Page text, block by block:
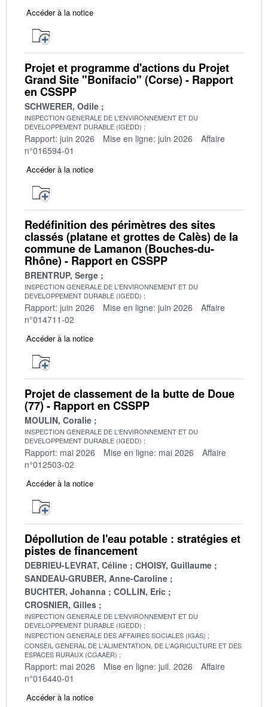
Accéder à la notice
Projet et programme d'actions du Projet
Grand Site "Bonifacio" (Corse) - Rapport
en CSSPP
SCHWERER, Odile
INSPECTION GENERALE DE L'ENVIRONNEMENT ET DU
DEVELOPPEMENT DURABLE (IGEDD)
Rapport: juin 2026 Mise en ligne: juin 2026
Affaire
n°016594-01
Accéder à la notice
Redéfinition des périmètres des sites
classés (platane et grottes de Calès) de la
commune de Lamanon (Bouches-du-
Rhône) - Rapport en CSSPP
BRENTRUP, Serge
INSPECTION GENERALE DE L'ENVIRONNEMENT ET DU
DEVELOPPEMENT DURABLE (IGEDD)
Rapport: juin 2026 Mise en ligne: juin 2026
Affaire
n°014711-02
Accéder à la notice
Projet de classement de la butte de Doue
(77) - Rapport en CSSPP
MOULIN, Coralie
INSPECTION GENERALE DE L'ENVIRONNEMENT ET DU
DEVELOPPEMENT DURABLE (IGEDD)
Rapport: mai 2026 Mise en ligne: mai 2026
Affaire
n°012503-02
Accéder à la notice
Dépollution de l'eau potable : stratégies et
pistes de financement
DEBRIEU-LEVRAT, Céline
CHOISY, Guillaume
SANDEAU-GRUBER, Anne-Caroline
BUCHTER, Johanna
COLLIN, Eric
CROSNIER, Gilles
INSPECTION GENERALE DE L'ENVIRONNEMENT ET DU
DEVELOPPEMENT DURABLE (IGEDD)
INSPECTION GENERALE DES AFFAIRES SOCIALES (IGAS)
CONSEIL GENERAL DE L'ALIMENTATION, DE L'AGRICULTURE ET DES
ESPACES RURAUX (CGAAER)
Rapport: mai 2026 Mise en ligne: juil. 2026
Affaire
n°016440-01
Accéder à la notice